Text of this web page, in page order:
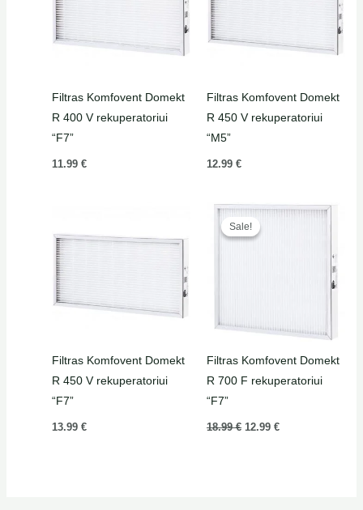
Filtras Komfovent Domekt
R 400 V rekuperatoriui
“F7”
11.99 €
Filtras Komfovent Domekt
R 450 V rekuperatoriui
“M5”
12.99 €
Filtras Komfovent Domekt
R 450 V rekuperatoriui
“F7”
13.99 €
Sale!
Sale!
Filtras Komfovent Domekt
R 700 F rekuperatoriui
“F7”
18.99€
Original
price
was:
12.99 €
Current